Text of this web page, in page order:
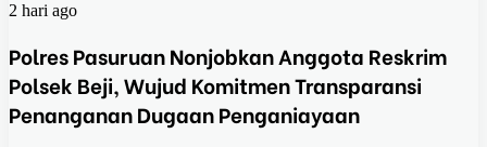
2 hari ago
Polres Pasuruan Nonjobkan Anggota Reskrim
Polsek Beji, Wujud Komitmen Transparansi
Penanganan Dugaan Penganiayaan